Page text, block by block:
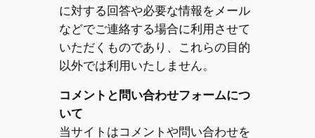
に対する回答や必要な情報をメール
などでご連絡する場合に利用させて
いただくものであり、これらの目的
以外では利用いたしません。
コメントと問い合わせフォームにつ
いて
当サイトはコメントや問い合わせを